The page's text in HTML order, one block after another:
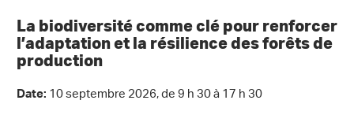
La biodiversité comme clé pour renforcer
l’adaptation et la résilience des forêts de
production
Date:10 septembre 2026, de 9 h 30 à 17 h 30